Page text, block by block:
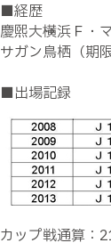
■経歴
慶煕大→横浜Ｆ・
サガン鳥栖（期
■出場記録
カップ戦通算：